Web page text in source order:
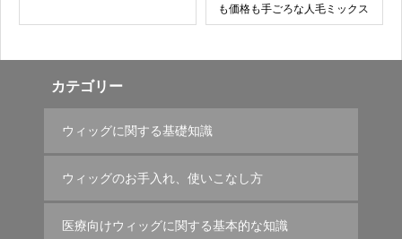
も価格も手ごろな人毛ミックス
カテゴリー
ウィッグに関する基礎知識
ウィッグのお手入れ、使いこなし方
医療向けウィッグに関する基本的な知識